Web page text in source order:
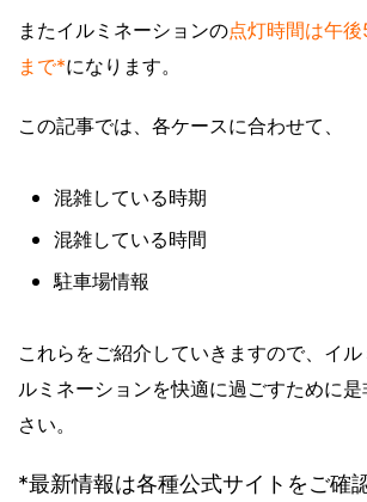
またイルミネーションの点灯時間は午
まで*になります。
この記事では、各ケースに合わせて、
混雑している時期
混雑している時間
駐車場情報
これらをご紹介していきますので、イ
ルミネーションを快適に過ごすために
さい。
*最新情報は各種公式サイトをご確